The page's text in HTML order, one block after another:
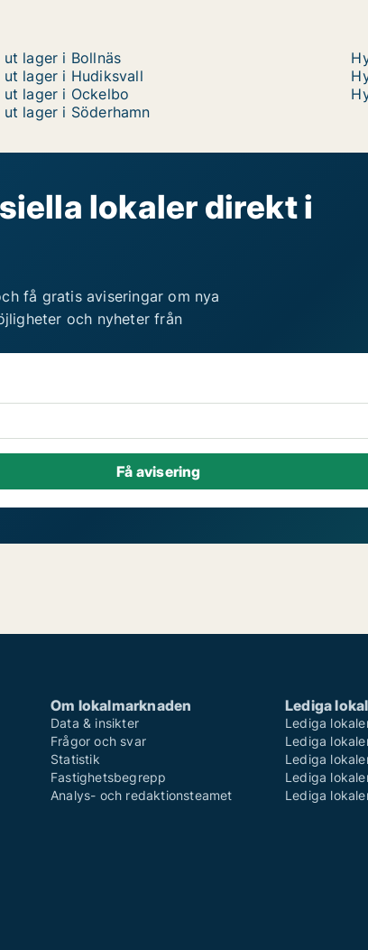
ut lager i Bollnäs
ut lager i Hudiksvall
ut lager i Ockelbo
ut lager i Söderhamn
lokaler direkt i
få gratis aviseringar om nya
och nyheter från
Om lokalmarknaden
Data & insikter
Frågor och svar
Statistik
Fastighetsbegrepp
Analys- och redaktionsteamet
Lediga
Lediga
Lediga
Lediga
Lediga
Lediga